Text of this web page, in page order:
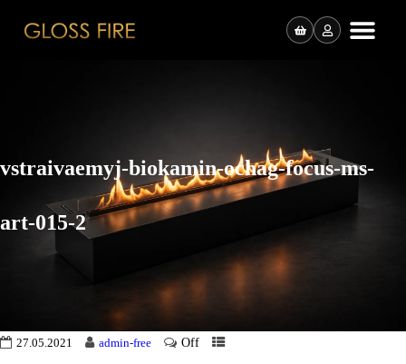
vstraivaemyj-biokamin-ochag-focus-ms-
art-015-2
27.05.2021 admin-free Off